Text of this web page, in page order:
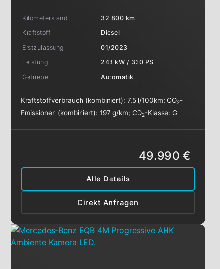
Kilometerstand
32.800 km
Kraftstoff
Diesel
Erstzulassung
01/2023
Leistung
243 kW / 330 PS
Getriebe
Automatik
Kraftstoffverbrauch (kombiniert):7,5 l/100km;CO2-
Emissionen (kombiniert):197 g/km;CO2-Klasse:G
Alle Details
Direkt Anfragen
49.990 €